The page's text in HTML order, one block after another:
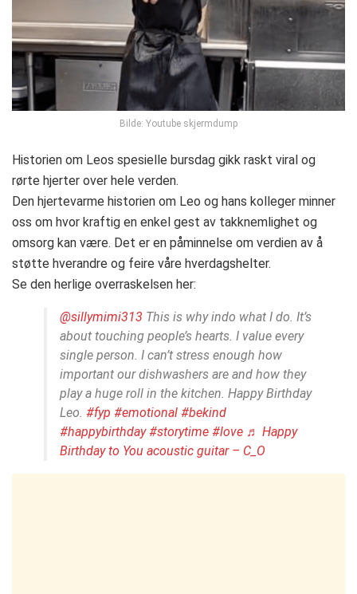
Bilde: Youtube skjermdump
Historien om Leos spesielle bursdag gikk raskt viral og
rørte hjerter over hele verden.
Den hjertevarme historien om Leo og hans kolleger minner
oss om hvor kraftig en enkel gest av takknemlighet og
omsorg kan være. Det er en påminnelse om verdien av å
støtte hverandre og feire våre hverdagshelter.
Se den herlige overraskelsen her:
@sillymimi313 This is why indo what I do. It’s
about touching people’s hearts. I value every
single person. I can’t stress enough how
important our dishwashers are and how they
play a huge roll in the kitchen. Happy Birthday
Leo. #fyp #emotional #bekind
#happybirthday #storytime #love ♬ Happy
Birthday to You acoustic guitar – C_O